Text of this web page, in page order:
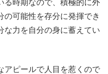
る時期なので、積極的に外
の可能性を存分に発揮でき
な力を自分の身に蓄えてい
アピールで人目を惹くので